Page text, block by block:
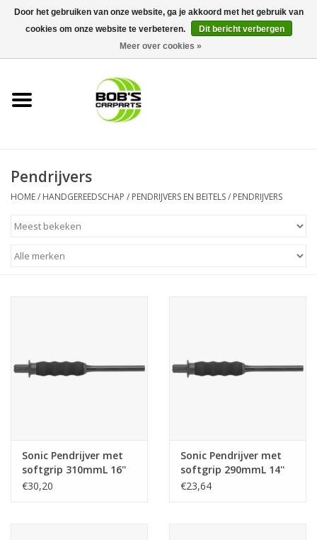
0 Artikelen - €0,00
KS TOOLS
Next Gereedschapswagens
Opbergsystemen
Luchtgereedschap
Pendrijvers
HOME/ HANDGEREEDSCHAP / PENDRIJVERS EN BEITELS/ PENDRIJVERS
Sonic Pendrijver met
softgrip 310mmL 16''
€30,20
Sonic Pendrijver met
softgrip 290mmL 14''
€23,64
Door het gebruiken van onze website, ga je akkoord met het gebruik van
cookies om onze website te verbeteren.
Dit bericht verbergen
Meer over cookies »